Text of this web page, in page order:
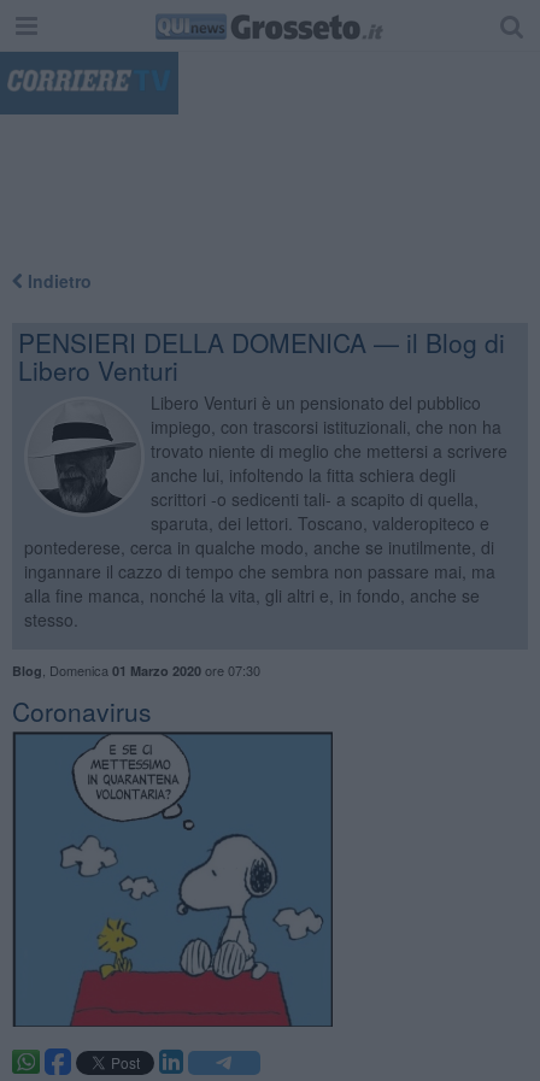
Indietro
PENSIERI DELLA DOMENICA — il Blog di
Libero Venturi
Libero Venturi è un pensionato del pubblico
impiego, con trascorsi istituzionali, che non ha
trovato niente di meglio che mettersi a scrivere
anche lui, infoltendo la fitta schiera degli
scrittori -o sedicenti tali- a scapito di quella,
sparuta, dei lettori. Toscano, valderopiteco e
pontederese, cerca in qualche modo, anche se inutilmente, di
ingannare il cazzo di tempo che sembra non passare mai, ma
alla fine manca, nonché la vita, gli altri e, in fondo, anche se
stesso.
Blog Domenica 01 Marzo 2020ore 07:30
Coronavirus